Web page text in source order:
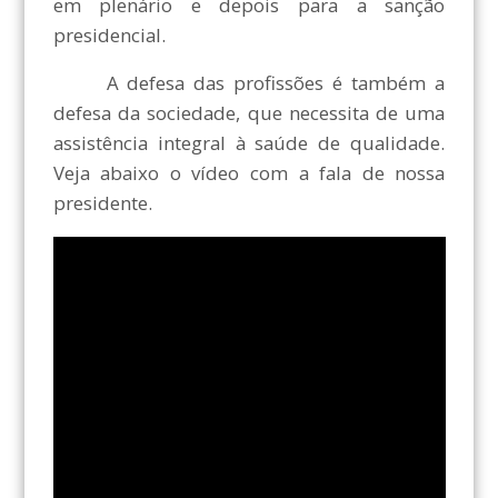
presidencial.
A defesa das profissões é também a
defesa da sociedade, que necessita de uma
assistência integral à saúde de qualidade.
Veja abaixo o vídeo com a fala de nossa
presidente.